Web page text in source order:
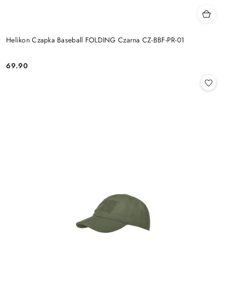
Helikon Czapka Baseball FOLDING Czarna CZ-BBF-PR-01
Cena:
69.90